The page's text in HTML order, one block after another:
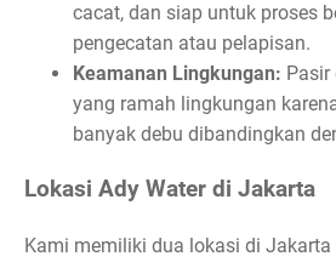
cacat, dan siap untuk proses
pengecatan atau pelapisan.
Keamanan Lingkungan:
yang ramah lingkungan
banyak debu dibandingkan
Lokasi Ady Water di Jakarta
Kami memiliki dua lokasi di